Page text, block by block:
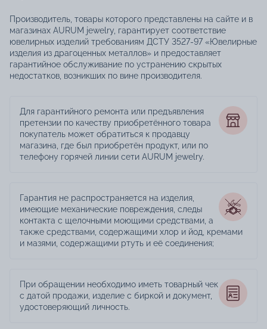
Производитель, товары которого представлены на сайте и в
магазинах AURUM jewelry, гарантирует соответствие
ювелирных изделий требованиям ДСТУ 3527-97 «Ювелирные
изделия из драгоценных металлов» и предоставляет
гарантийное обслуживание по устранению скрытых
недостатков, возникших по вине производителя.
Для гарантийного ремонта или предъявления
претензии по качеству приобретённого товара
покупатель может обратиться к продавцу
магазина, где был приобретён продукт, или по
телефону горячей линии сети AURUM jewelry.
Гарантия не распространяется на изделия,
имеющие механические повреждения, следы
контакта с щелочными моющими средствами, а
также средствами, содержащими хлор и йод, кремами
и мазями, содержащими ртуть и её соединения;
При обращении необходимо иметь товарный чек
с датой продажи, изделие с биркой и документ,
удостоверяющий личность.